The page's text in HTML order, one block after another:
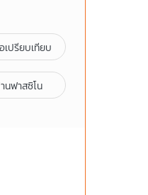
เปรียบเทียบ
นฟาสซิโน